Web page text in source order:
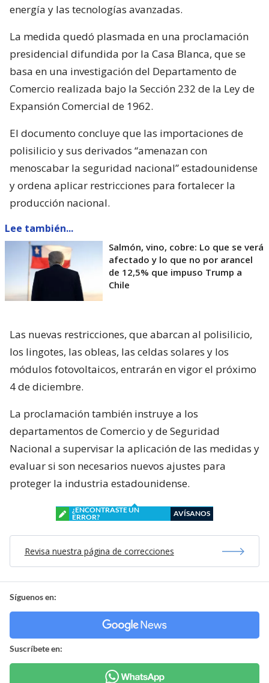
energía y las tecnologías avanzadas.
La medida quedó plasmada en una proclamación
presidencial difundida por la Casa Blanca, que se
basa en una investigación del Departamento de
Comercio realizada bajo la Sección 232 de la Ley de
Expansión Comercial de 1962.
El documento concluye que las importaciones de
polisilicio y sus derivados “amenazan con
menoscabar la seguridad nacional” estadounidense
y ordena aplicar restricciones para fortalecer la
producción nacional.
Lee también...
Salmón, vino, cobre: Lo que se verá
afectado y lo que no por arancel
de 12,5% que impuso Trump a
Chile
Las nuevas restricciones, que abarcan al polisilicio,
los lingotes, las obleas, las celdas solares y los
módulos fotovoltaicos, entrarán en vigor el próximo
4 de diciembre.
La proclamación también instruye a los
departamentos de Comercio y de Seguridad
Nacional a supervisar la aplicación de las medidas y
evaluar si son necesarios nuevos ajustes para
proteger la industria estadounidense.
¿ENCONTRASTE UN
ERROR?
AVÍSANOS
Revisa nuestra página de correcciones
Síguenos en:
Suscríbete en: